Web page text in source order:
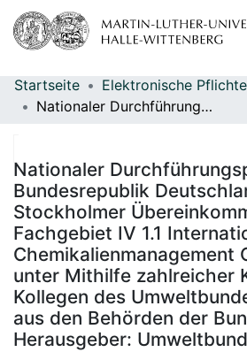
Bereiche & Sammlungen
Statistiken
Startseite
Nationaler Durchführungsplan der Bundesrepublik Deutschland zum Stockholmer Übereinkommen / von Fachgebiet IV 1.1 Internationales Chemikalienmanagement Caren Rauert unter Mithilfe zahlreicher Kolleginnen und Kollegen des Umweltbundesamtes und aus den Behörden der Bundesländer ; Herausgeber: Umweltbundesamt
Nationaler
Bundesrepublik
Stockholmer
Fachgebiet IV 1.1
Chemikalienmanagement
unter Mithilfe zahlreicher
Kollegen des
aus den Behörden der
Herausgeber: